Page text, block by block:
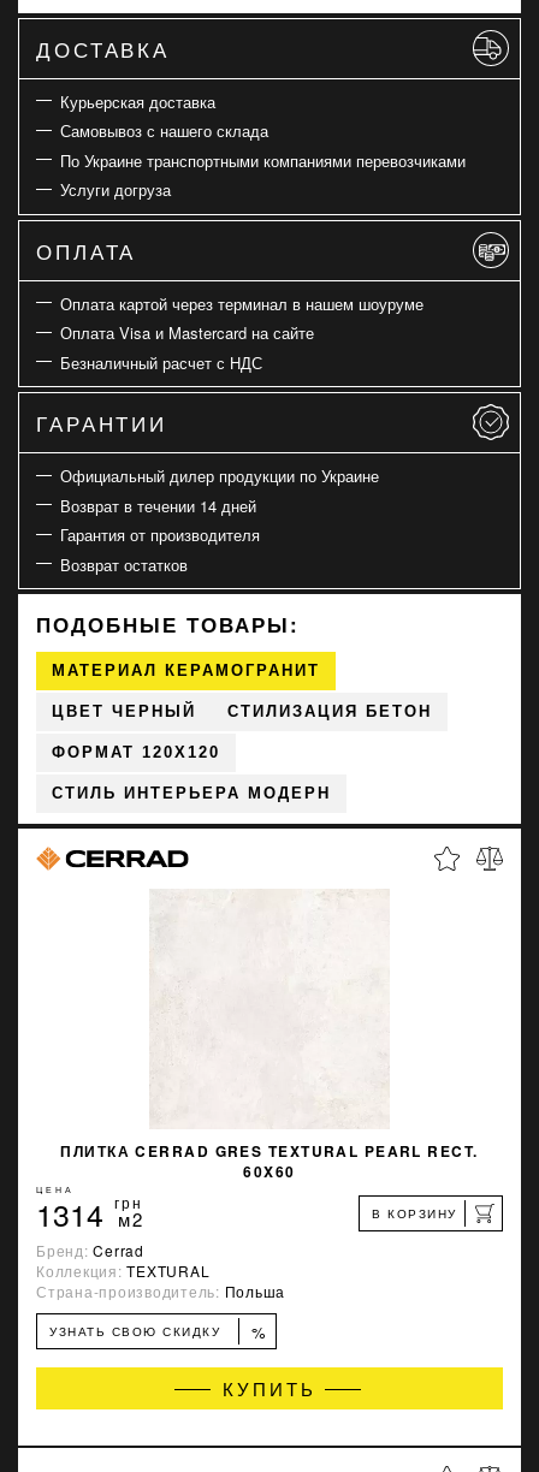
ДОСТАВКА
Курьерская доставка
Самовывоз с нашего склада
По Украине транспортными компаниями перевозчиками
Услуги догруза
ОПЛАТА
Оплата картой через терминал в нашем шоуруме
Оплата Visa и Mastercard на сайте
Безналичный расчет с НДС
ГАРАНТИИ
Официальный дилер продукции по Украине
Возврат в течении 14 дней
Гарантия от производителя
Возврат остатков
ПОДОБНЫЕ ТОВАРЫ:
МАТЕРИАЛ КЕРАМОГРАНИТ
ЦВЕТ ЧЕРНЫЙ СТИЛИЗАЦИЯ БЕТОН
ФОРМАТ 120X120
СТИЛЬ ИНТЕРЬЕРА МОДЕРН
ПЛИТКА CERRAD GRES TEXTURAL PEARL RECT.
60X60
ЦЕНА
1314 грн
м2 В КОРЗИНУ
Бренд:Cerrad
Коллекция:TEXTURAL
Страна-производитель: Польша
УЗНАТЬ СВОЮ СКИДКУ %
КУПИТЬ